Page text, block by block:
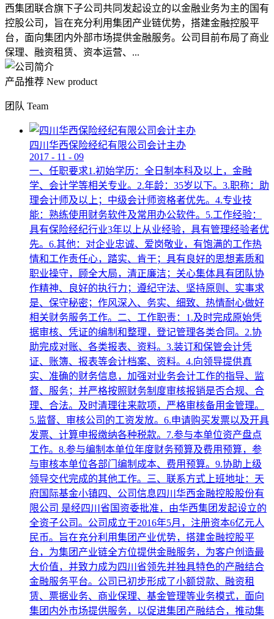
西集团联合旗下子公司共同发起设立的以金融业务为主的国有
控股公司，旨在充分利用集团产业链优势，搭建金融控股平
台，面向集团内外部市场提供金融服务。公司目前布局了商业
保理、融资租赁、资本运营、...
产品推荐 New product
团队 Team
四川华西保险经纪有限公司会计主办
2017 - 11 - 09
一、任职要求1.初始学历：全日制本科及以上，金融
学、会计学等相关专业。2.年龄：35岁以下。3.职称：助
理会计师及以上；中级会计师资格者优先。4.专业技
能：熟练使用财务软件及常用办公软件。5.工作经验：
具有保险经纪行业3年以上从业经验，具有管理经验者优
先。6.其他：对企业忠诚、爱岗敬业，有饱满的工作热
情和工作责任心，踏实、肯干；具有良好的思想素质和
职业操守，顾全大局，清正廉洁；关心集体具有团队协
作精神、良好的执行力；遵纪守法、坚持原则、实事求
是、保守秘密；作风深入、务实、细致、热情耐心做好
相关财务服务工作。二、工作职责：1.及时完成原始凭
据审核、凭证的编制和整理，登记管理各类合同。2.协
助完成对账、各类报表、资料。3.装订和保管会计凭
证、账簿、报表等会计档案、资料。4.向领导提供真
实、准确的财务信息，加强对业务会计工作的指导、监
督、服务；并严格按照财务制度审核报销是否合规、合
理、合法。及时清理往来款项，严格审核备用金管理。
5.监督、审核公司的工资发放。6.申请购买发票以及开具
发票、计算申报缴纳各种税款。7.参与本单位资产盘点
工作。8.参与编制本单位年度财务预算及费用预算，参
与审核本单位各部门编制成本、费用预算。9.协助上级
领导交代完成的其他工作。三、联系方式上班地址：天
府国际基金小镇四、公司信息四川华西金融控股股份有
限公司 是经四川省国资委批准，由华西集团发起设立的
全资子公司。公司成立于2016年5月，注册资本6亿元人
民币。旨在充分利用集团产业优势，搭建金融控股平
台，为集团产业链全方位提供金融服务，为客户创造最
大价值，并致力成为四川省领先并独具特色的产融结合
金融服务平台。公司已初步形成了小额贷款、融资租
赁、票据业务、商业保理、基金管理等业务模式，面向
集团内外市场提供服务，以促进集团产融结合，推动集